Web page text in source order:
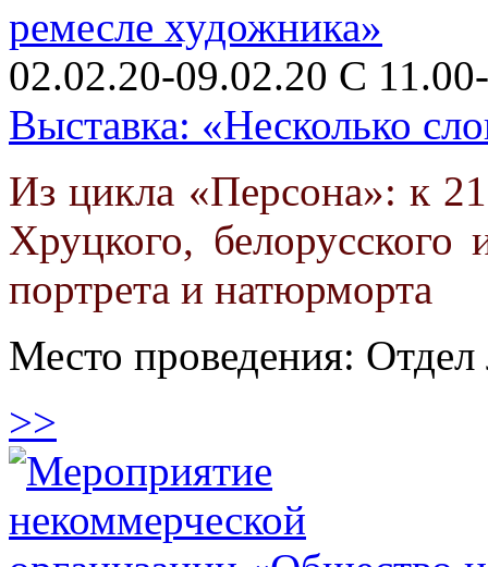
02.02.20-09.02.20 C
Выставка: «Несколько
Из цикла «Персона»: к
Хруцкого, белорусского
портрета и натюрморта
Место проведения: Отдел
>>